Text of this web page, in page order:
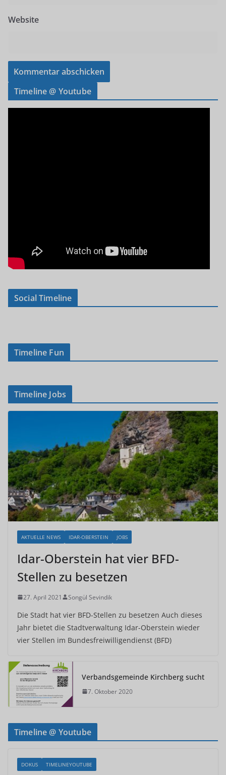
Website
Timeline @ Youtube
Social Timeline
Timeline Fun
Timeline Jobs
AKTUELLE NEWS IDAR-OBERSTEIN JOBS
Idar-Oberstein hat vier BFD-
Stellen zu besetzen
27. April 2021 Songül Sevindik
Die Stadt hat vier BFD-Stellen zu besetzen Auch dieses
Jahr bietet die Stadtverwaltung Idar-Oberstein wieder
vier Stellen im Bundesfreiwilligendienst (BFD)
Verbandsgemeinde Kirchberg sucht
7. Oktober 2020
Timeline @ Youtube
DOKUS TIMELINEYOUTUBE